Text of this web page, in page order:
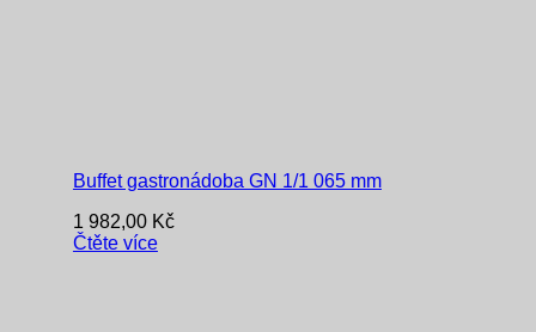
Buffet gastronádoba GN 1/1 065 mm
1 982,00 Kč
Čtěte více